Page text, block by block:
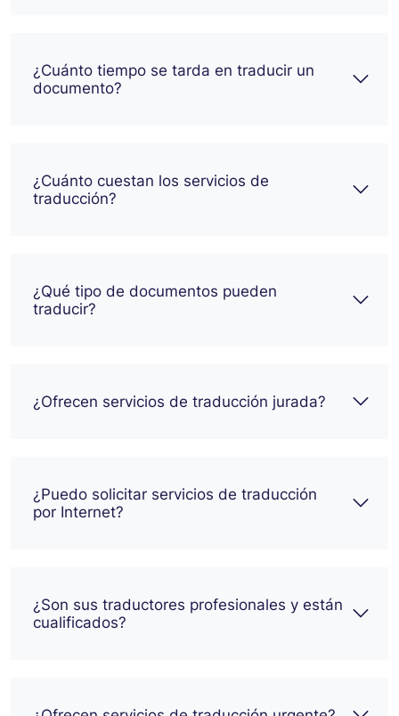
¿Cuánto tiempo se tarda en traducir un
documento?
¿Cuánto cuestan los servicios de
traducción?
¿Qué tipo de documentos pueden
traducir?
¿Ofrecen servicios de traducción jurada?
¿Puedo solicitar servicios de traducción
por Internet?
¿Son sus traductores profesionales y están
cualificados?